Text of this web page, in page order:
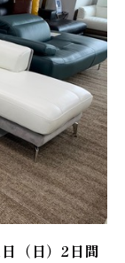
（日）2日間